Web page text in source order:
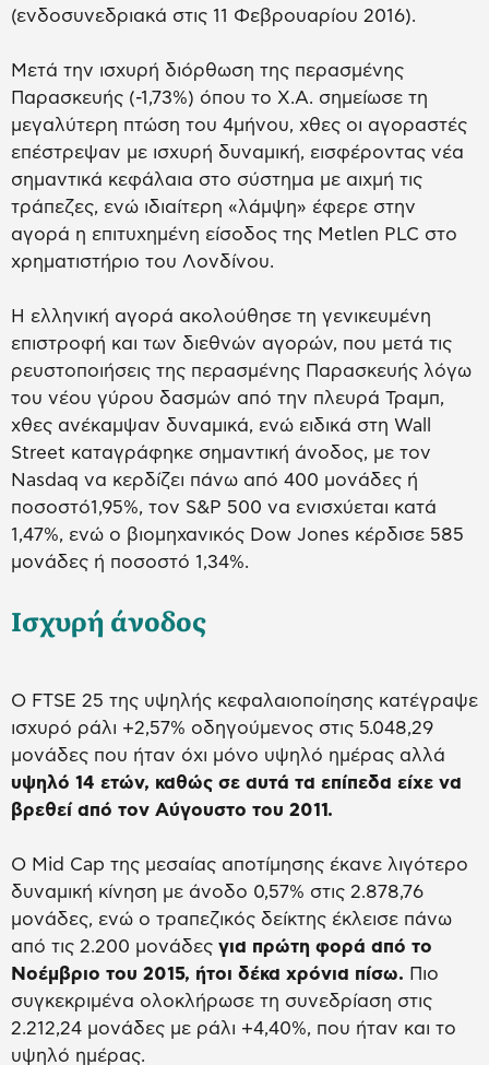
(ενδοσυνεδριακά στις 11 Φεβρουαρίου 2016).
Μετά την ισχυρή διόρθωση της περασμένης
Παρασκευής (-1,73%) όπου το Χ.Α. σημείωσε τη
μεγαλύτερη πτώση του 4μήνου, χθες οι αγοραστές
επέστρεψαν με ισχυρή δυναμική, εισφέροντας νέα
σημαντικά κεφάλαια στο σύστημα με αιχμή τις
τράπεζες, ενώ ιδιαίτερη «λάμψη» έφερε στην
αγορά η επιτυχημένη είσοδος της Metlen PLC στο
χρηματιστήριο του Λονδίνου.
H ελληνική αγορά ακολούθησε τη γενικευμένη
επιστροφή και των διεθνών αγορών, που μετά τις
ρευστοποιήσεις της περασμένης Παρασκευής λόγω
του νέου γύρου δασμών από την πλευρά Τραμπ,
χθες ανέκαμψαν δυναμικά, ενώ ειδικά στη Wall
Street καταγράφηκε σημαντική άνοδος, με τον
Nasdaq να κερδίζει πάνω από 400 μονάδες ή
ποσοστό1,95%, τον S&P 500 να ενισχύεται κατά
1,47%, ενώ ο βιομηχανικός Dow Jones κέρδισε 585
μονάδες ή ποσοστό 1,34%.
Ισχυρή άνοδος
Ο FTSE 25 της υψηλής κεφαλαιοποίησης κατέγραψε
ισχυρό ράλι +2,57% οδηγούμενος στις 5.048,29
μονάδες που ήταν όχι μόνο υψηλό ημέρας αλλά
υψηλό 14 ετών, καθώς σε αυτά τα επίπεδα είχε να
βρεθεί από τον Αύγουστο του 2011.
Ο Mid Cap της μεσαίας αποτίμησης έκανε λιγότερο
δυναμική κίνηση με άνοδο 0,57% στις 2.878,76
μονάδες, ενώ ο τραπεζικός δείκτης έκλεισε πάνω
από τις 2.200 μονάδες για πρώτη φορά από το
Νοέμβριο του 2015, ήτοι δέκα χρόνια πίσω. Πιο
συγκεκριμένα ολοκλήρωσε τη συνεδρίαση στις
2.212,24 μονάδες με ράλι +4,40%, που ήταν και το
υψηλό ημέρας.